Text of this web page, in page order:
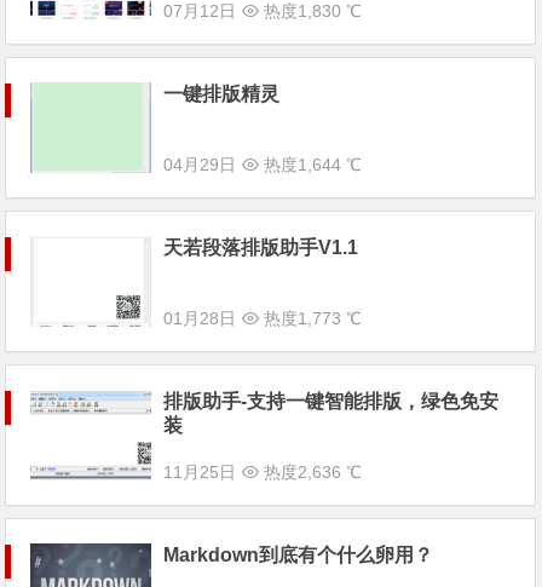
07月12日 热度1,830 ℃
一键排版精灵
04月29日 热度1,644 ℃
天若段落排版助手V1.1
01月28日 热度1,773 ℃
排版助手-支持一键智能排版，绿色免安
装
11月25日 热度2,636 ℃
Markdown到底有个什么卵用？